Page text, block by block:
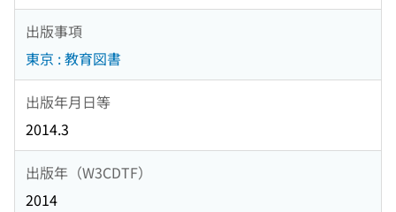
出版事項
東京 : 教育図書
出版年月日等
2014.3
出版年（W3CDTF）
2014